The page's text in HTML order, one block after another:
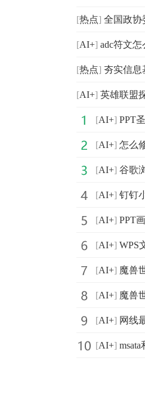
[热点] 全国政协委员邓
[AI+] adc符文怎
[热点] 夯实信息基础设
[AI+] 英雄联盟探险
[AI+] PPT圣诞快
[AI+] 怎么修改
[AI+] 谷歌浏览
[AI+] 钉钉小课堂
[AI+] PPT画面
[AI+] WPS文档
[AI+] 魔兽世界
[AI+] 魔兽世界
[AI+] 网线最长
[AI+] msata和